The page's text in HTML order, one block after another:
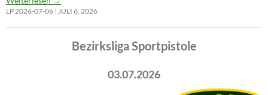
LP 2026-07-06 JULI 6, 2026
Bezirksliga Sportpistole
03.07.2026